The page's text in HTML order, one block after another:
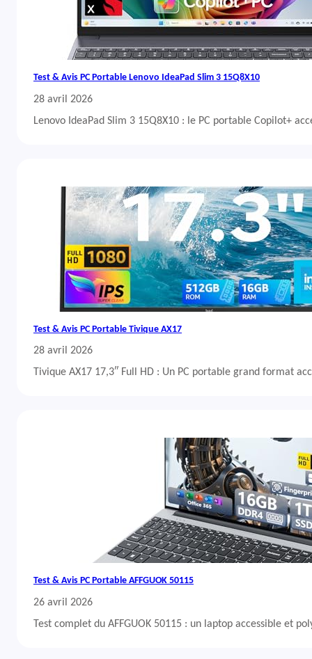
Test & Avis PC Portable Lenovo IdeaPad Slim 3 15Q8X10
28 avril 2026
Lenovo IdeaPad Slim 3 15Q8X10 : le PC portable Copilot+
Test & Avis PC Portable Tivique AX17
28 avril 2026
Tivique AX17 17,3″ Full HD : Un PC portable grand format
Test & Avis PC Portable AFFGUOK 50115
26 avril 2026
Test complet du AFFGUOK 50115 : un laptop accessible